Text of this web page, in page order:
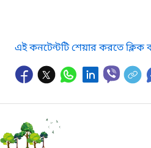
এই কনটেন্টটি শেয়ার করতে